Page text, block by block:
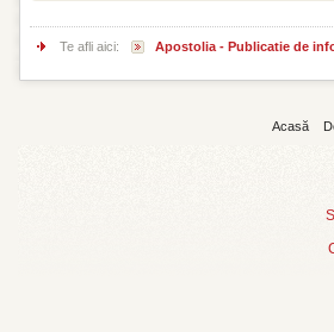
Te afli aici: Apostolia - Publicatie de
Acasă